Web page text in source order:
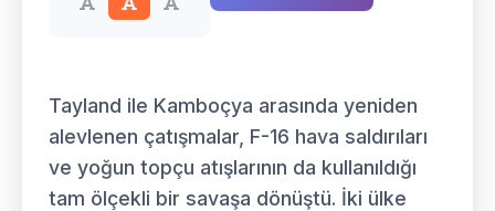
Tayland ile Kamboçya arasında yeniden
alevlenen çatışmalar, F-16 hava saldırıları
ve yoğun topçu atışlarının da kullanıldığı
tam ölçekli bir savaşa dönüştü. İki ülke